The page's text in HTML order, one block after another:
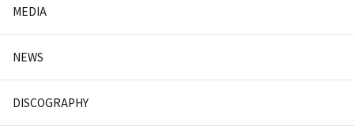
MEDIA
NEWS
DISCOGRAPHY